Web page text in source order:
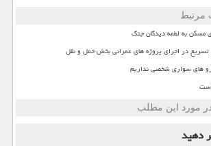
مرتبط
مسکن به لطمه دیدگان جنگ
تسریع در اجرای پروژه های عمرانی بخش حمل و نقل
های سواری شخصی نداریم
در مورد این مطلب
دهید